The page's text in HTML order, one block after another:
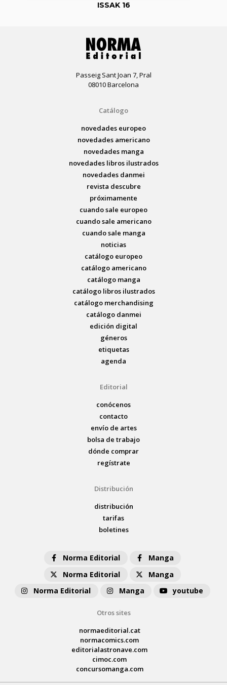
ISSAK 16
Passeig Sant Joan 7, Pral
08010 Barcelona
Catálogo
novedades europeo
novedades americano
novedades manga
novedades libros ilustrados
novedades danmei
revista descubre
próximamente
cuando sale europeo
cuando sale americano
cuando sale manga
noticias
catálogo europeo
catálogo americano
catálogo manga
catálogo libros ilustrados
catálogo merchandising
catálogo danmei
edición digital
géneros
etiquetas
agenda
Editorial
conócenos
contacto
envío de artes
bolsa de trabajo
dónde comprar
regístrate
Distribución
distribución
tarifas
boletines
Norma Editorial
Manga
Norma Editorial
Manga
Norma Editorial
Manga youtube
Otros sites
normaeditorial.cat
normacomics.com
editorialastronave.com
cimoc.com
concursomanga.com